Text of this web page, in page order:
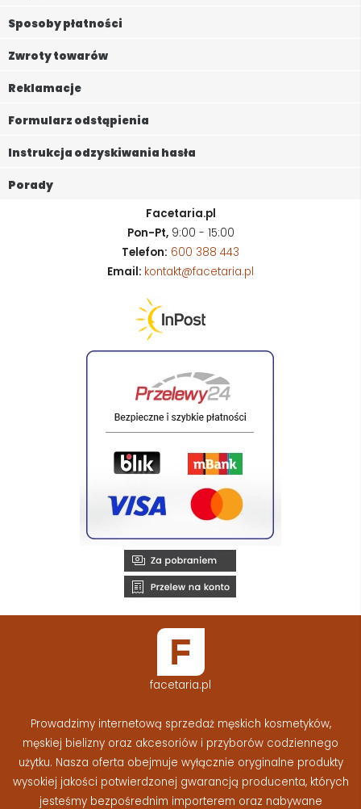
Sposoby płatności
Zwroty towarów
Reklamacje
Formularz odstąpienia
Instrukcja odzyskiwania hasła
Porady
Facetaria.pl
Pon-Pt,9:00 - 15:00
Telefon: 600 388 443
Email: kontakt@facetaria.pl
facetaria.pl
Prowadzimy internetową sprzedaż męskich kosmetyków,
męskiej bielizny oraz akcesoriów i przyborów codziennego
użytku. Nasza oferta obejmuje wyłącznie oryginalne produkty
wysokiej jakości potwierdzonej gwarancją producenta, których
jesteśmy bezpośrednim importerem oraz nabywane